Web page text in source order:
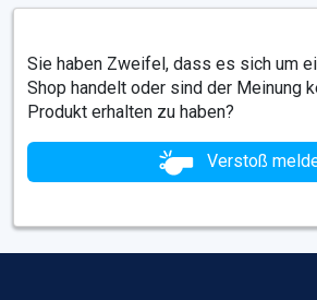
Sie haben Zweifel, dass es sich um
Shop handelt oder sind der Meinung
Produkt erhalten zu haben?
Verstoß